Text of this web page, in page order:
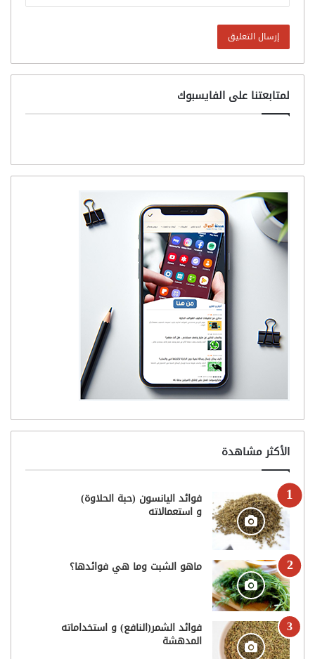
لمتابعتنا على الفايسبوك
الأكثر مشاهدة
فوائد اليانسون (حبة الحلاوة)
و استعمالاته
ماهو الشبت وما هي فوائدها؟
فوائد الشمر(النافع) و استخداماته
المدهشة